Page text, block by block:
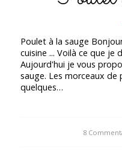
Poulet à la sauge
cuisine ... Voilà ce que je
Aujourd'hui je vous
sauge. Les morceaux
quelques…
8 /